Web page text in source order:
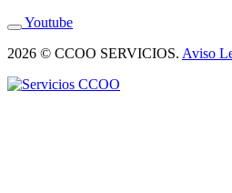
Youtube
2026 © CCOO SERVICIOS. Aviso